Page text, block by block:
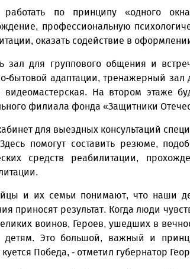
по принципу «одного
профессиональную
оказать содействие в
зал для группового общения и
бытовой адаптации, тренажерный
На втором этаже
филиала фонда «Защитники
для выездных консультаций
помогут составить резюме,
средств реабилитации,
и их семьи понимают, что наши
приносят результат. Когда люди
воинов, Героев, ушедших в
Это большой, важный и
куется Победа, - отметил губернатор